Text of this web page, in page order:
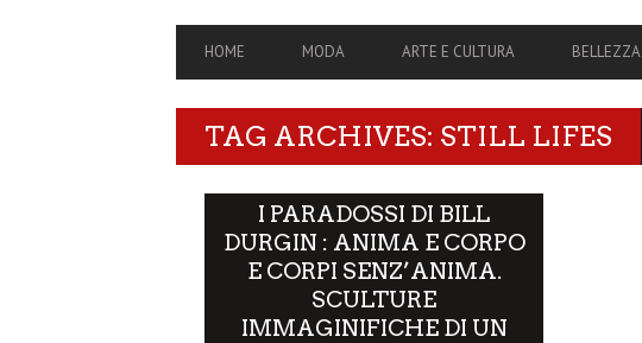
PRIMARY
NAVIGATION
HOME MODA ARTE E CULTURA BELLEZZA
TAG ARCHIVES: STILL LIFES
I PARADOSSI DI BILL
DURGIN : ANIMA E CORPO
E CORPI SENZ’ANIMA.
SCULTURE
IMMAGINIFICHE DI UN